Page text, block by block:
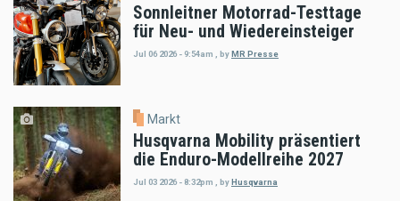
Sonnleitner Motorrad-Testtage
für Neu- und Wiedereinsteiger
Jul 06 2026 - 9:54am byMR Presse
Markt
Husqvarna Mobility präsentiert
die Enduro-Modellreihe 2027
Jul 03 2026 - 8:32pm byHusqvarna